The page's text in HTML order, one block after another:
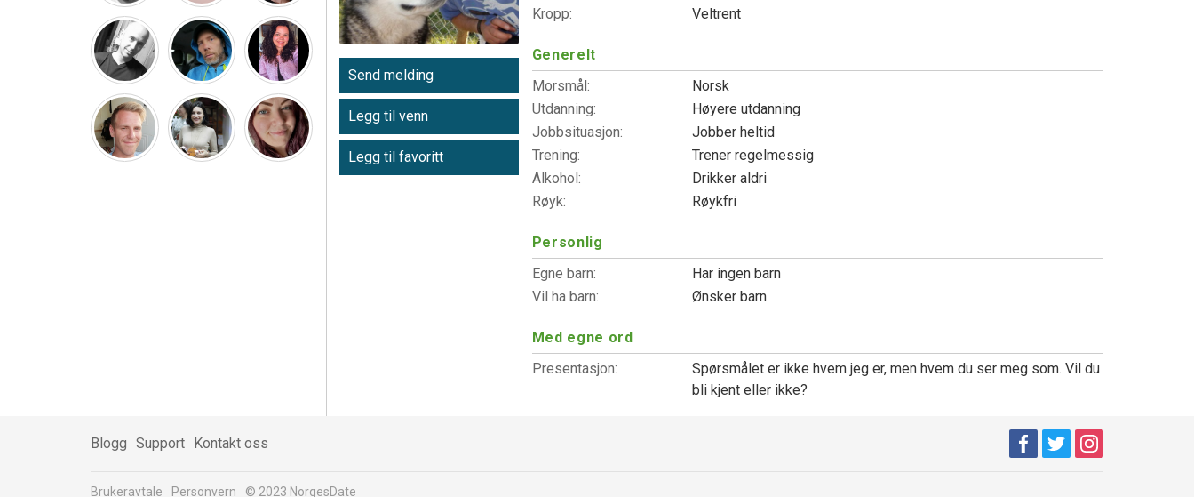
Send melding
Legg til venn
Legg til favoritt
Kropp:
Veltrent
Generelt
Morsmål:
Norsk
Utdanning:
Høyere utdanning
Jobbsituasjon:
Jobber heltid
Trening:
Trener regelmessig
Alkohol:
Drikker aldri
Røyk:
Røykfri
Personlig
Egne barn:
Har ingen barn
Vil ha barn:
Ønsker barn
Med egne ord
Presentasjon:
Spørsmålet er ikke hvem jeg er, men hvem du ser meg som. Vil du
bli kjent eller ikke?
Blogg Support Kontakt oss
Brukeravtale Personvern © 2023 NorgesDate